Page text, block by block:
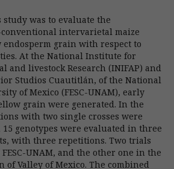
was to evaluate the
intervarietal maize
grain with respect to
At the National Institute for
and livestock Research (INIFAP) and
Studios Cuautitlán, of the National
of Mexico (FESC-UNAM), early
grain were generated. In the
with two single crosses were
genotypes were evaluated in three
with three repetitions. Two trials
UNAM, and the other one in the
of Valley of Mexico. The combined